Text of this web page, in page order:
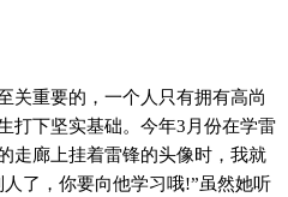
关重要的，一个人只有拥有高尚
打下坚实基础。今年3月份在学雷
走廊上挂着雷锋的头像时，我就
了，你要向他学习哦!”虽然她听